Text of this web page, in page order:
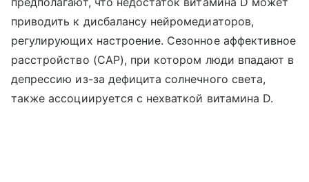
приводить к дисбалансу нейромедиаторов,
регулирующих настроение. Сезонное аффективное
расстройство (САР), при котором люди впадают в
депрессию из-за дефицита солнечного света,
также ассоциируется с нехваткой витамина D.